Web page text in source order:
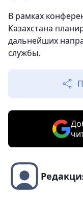
В рамках
Казахстана
дальнейших
службы.